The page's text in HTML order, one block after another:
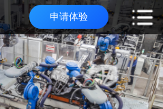
申请体验